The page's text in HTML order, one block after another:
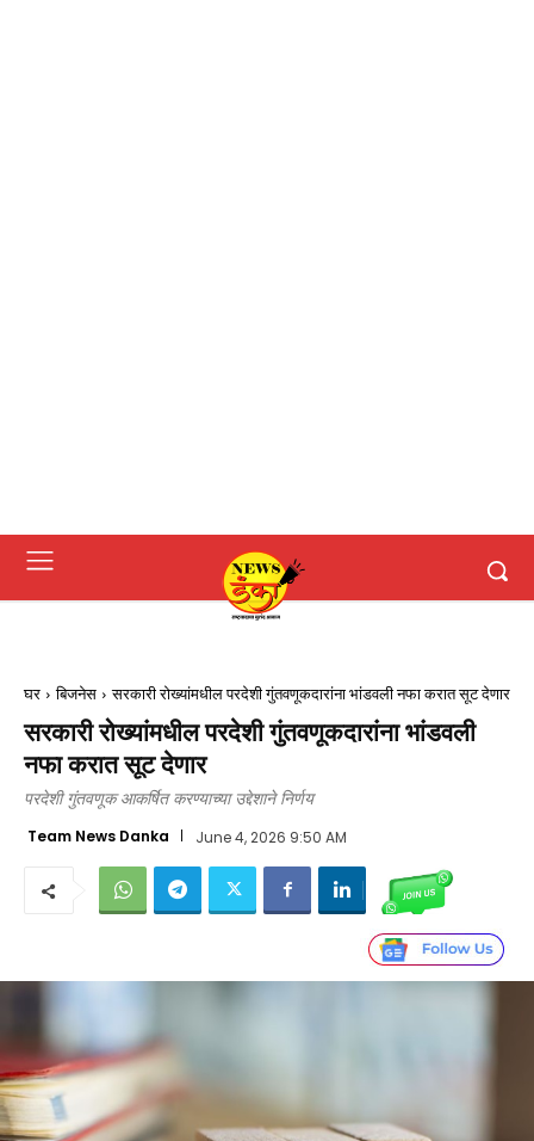
घर बिजनेस सरकारी रोख्यांमधील परदेशी गुंतवणूकदारांना भांडवली नफा करात सूट देणार
सरकारी रोख्यांमधील परदेशी गुंतवणूकदारांना भांडवली
नफा करात सूट देणार
परदेशी गुंतवणूक आकर्षित करण्याच्या उद्देशाने निर्णय
Team News Danka June 4, 2026 9:50 AM